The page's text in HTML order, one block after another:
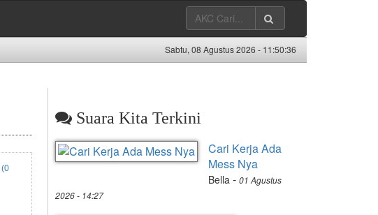
Sabtu, 08 Agustus 2026 - 11:50:37
(0
Suara Kita Terkini
Cari Kerja Ada
Mess Nya
Bella - 01 Agustus
2026 - 14:27